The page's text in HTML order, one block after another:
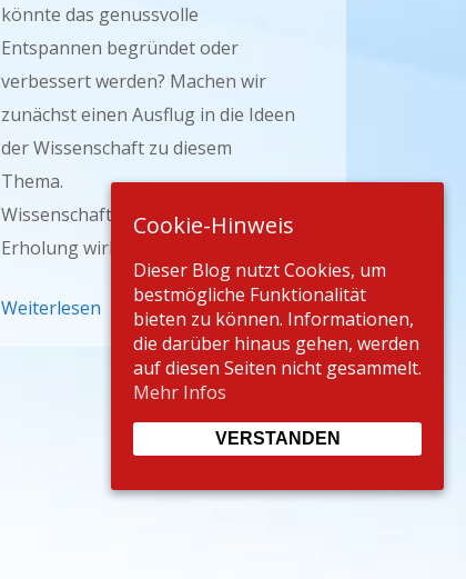
könnte das genussvolle
Entspannen begründet oder
verbessert werden? Machen wir
zunächst einen Ausflug in die Ideen
der Wissenschaft zu diesem
Thema.
Wissenschaft trifft Praxis: Wie
Erholung wirklich wirkt
Weiterlesen
Cookie-Hinweis
Dieser Blog nutzt Cookies, um
bestmögliche Funktionalität
bieten zu können. Informationen,
die darüber hinaus gehen, werden
auf diesen Seiten nicht gesammelt.
Mehr Infos
VERSTANDEN